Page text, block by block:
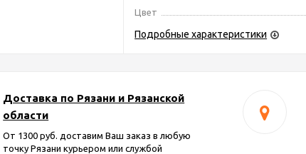
Цвет
Подробные характеристики
Доставка по Рязани и Рязанской
области
От 1300 руб. доставим Ваш заказ в любую
точку Рязани курьером или службой